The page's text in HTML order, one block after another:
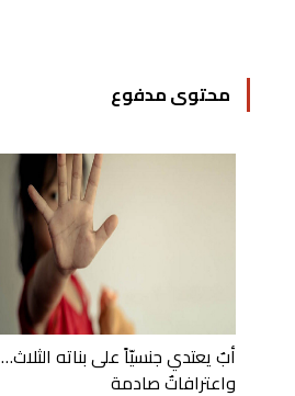
محتوى مدفوع
أبٌ يعتدي جنسيّاً على بناته الثلاث…
واعترافاتٌ صادمة